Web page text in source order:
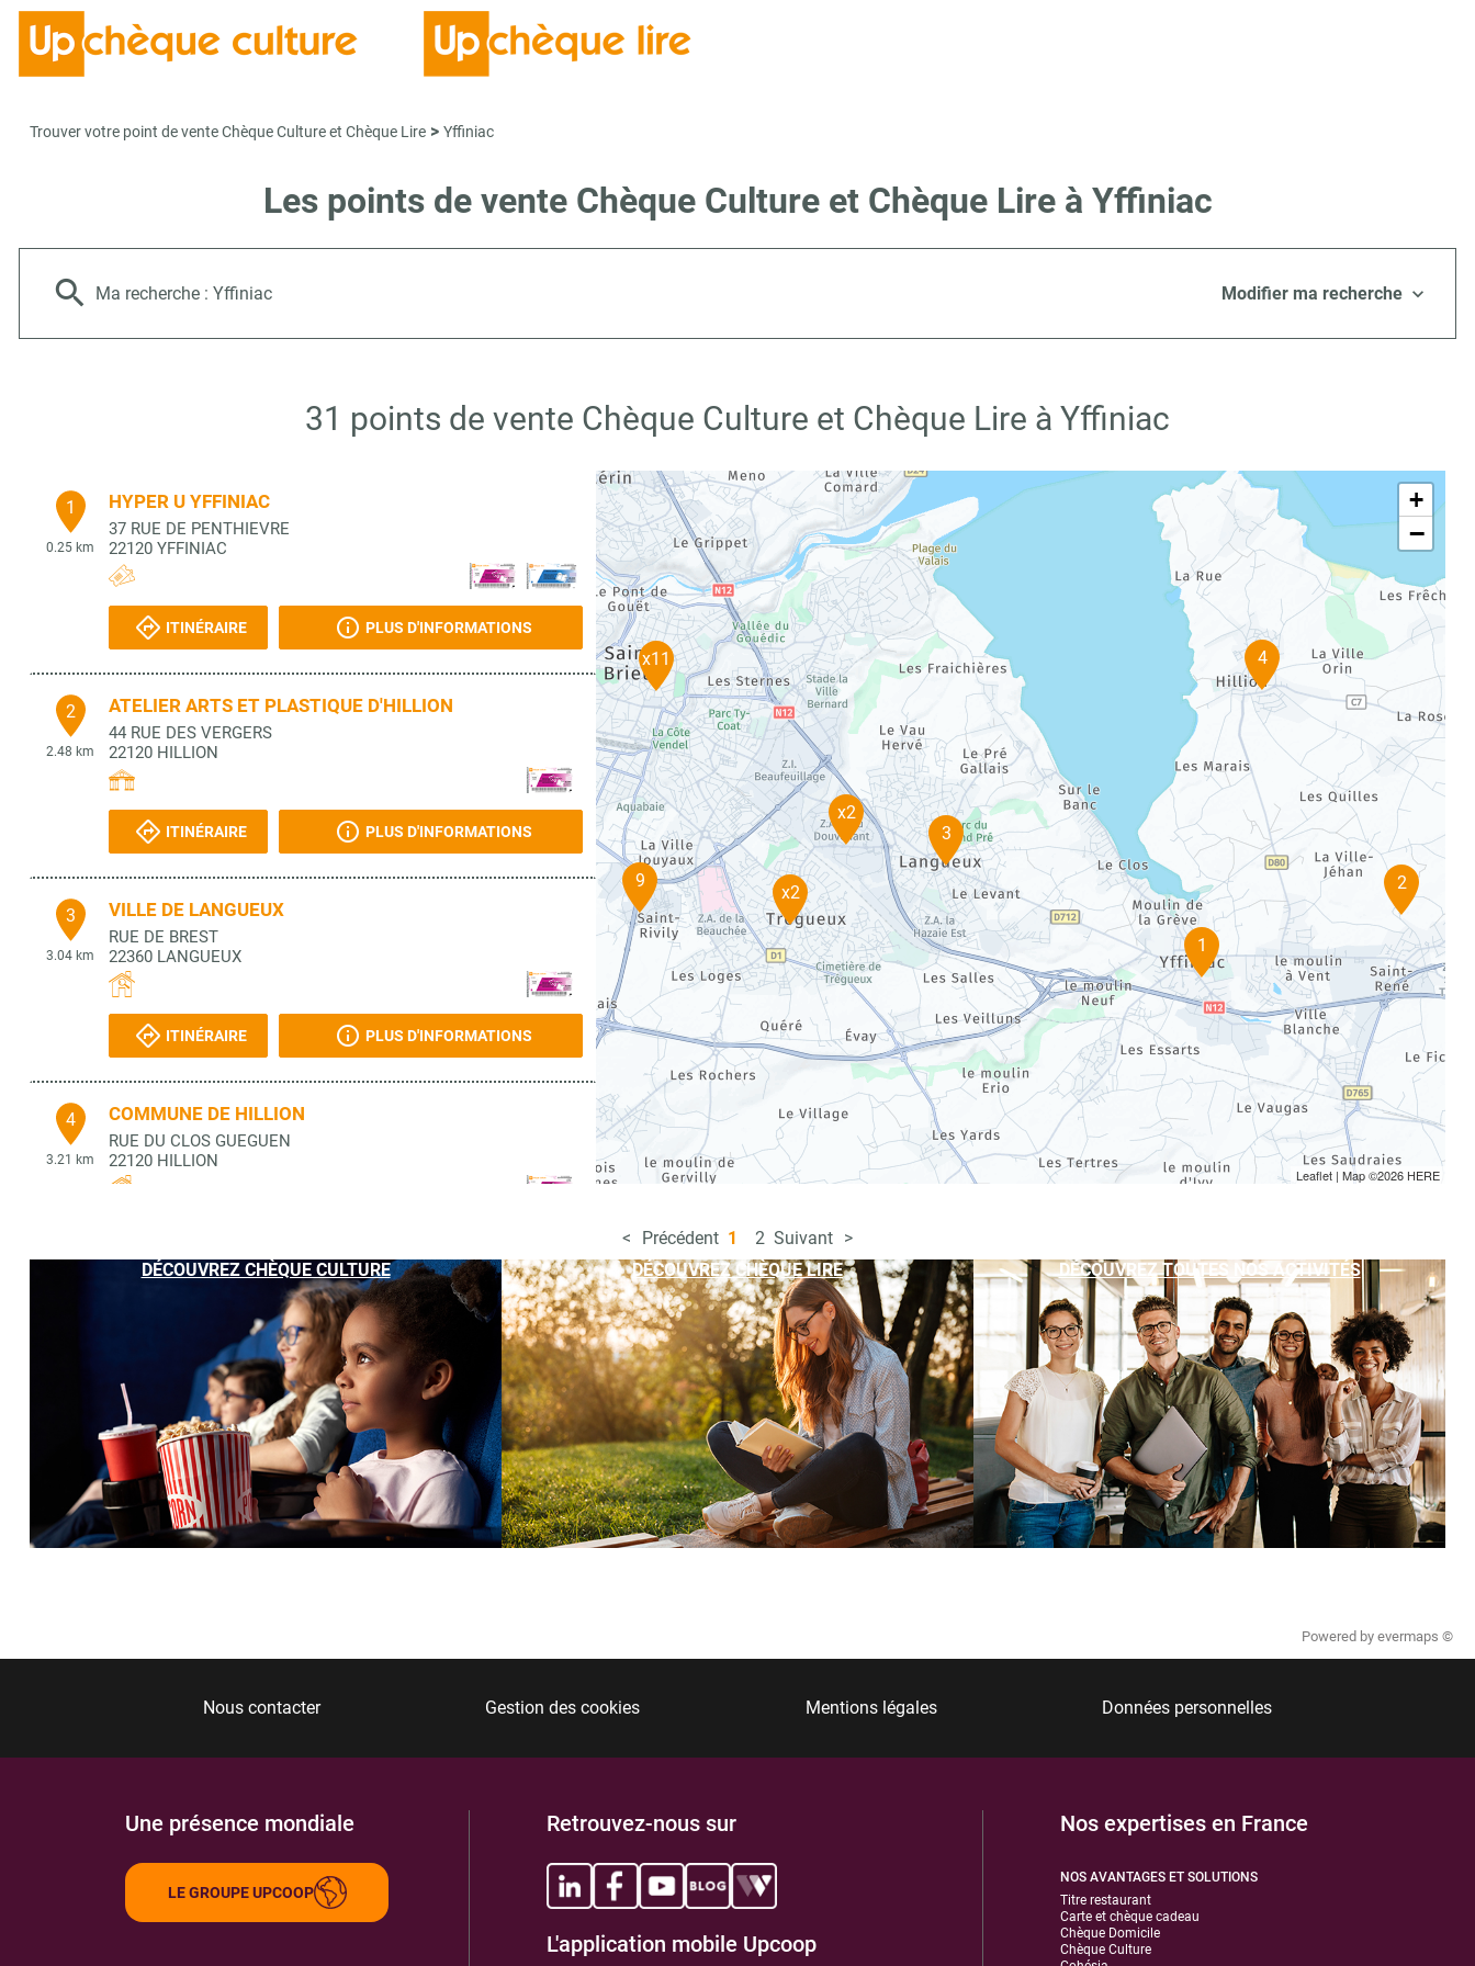
Trouver votre point de vente Chèque Culture et Chèque Lire > Yffiniac
Les points de vente Chèque Culture et Chèque Lire à Yffiniac
Ma recherche : Yffiniac Modifier ma recherche
31 points de vente Chèque Culture et Chèque Lire à Yffiniac
1
0.25 km
HYPER U YFFINIAC
37 RUE DE PENTHIEVRE
22120 YFFINIAC
ITINÉRAIRE PLUS D'INFORMATIONS
2
2.48 km
ATELIER ARTS ET PLASTIQUE D'HILLION
44 RUE DES VERGERS
22120 HILLION
ITINÉRAIRE PLUS D'INFORMATIONS
3
3.04 km
VILLE DE LANGUEUX
RUE DE BREST
22360 LANGUEUX
ITINÉRAIRE PLUS D'INFORMATIONS
4
3.21 km
COMMUNE DE HILLION
RUE DU CLOS GUEGUEN
22120 HILLION
LANGUEUX
ITINÉRAIRE PLUS D'INFORMATIONS
6 IMAGINE CULTUROSCOPE SARL
1 RUE DES GRIGNONS
1 RUE DE LA REPUBLIQUE
9
x11 4
2
1
3
x2
x2
+
−
Leaflet | Map ©2026 HERE
Précédent 1 2 Suivant
DÉCOUVREZ CHÈQUE CULTURE
DÉCOUVREZ CHÈQUE LIRE DÉCOUVREZ TOUTES NOS ACTIVITÉS
Powered by evermaps ©
Nous contacter Gestion des cookies Mentions légales Données personnelles
Une présence mondiale
LE GROUPE UPCOOP
Retrouvez-nous sur
L'application mobile Upcoop
Nos expertises en France
NOS AVANTAGES ET SOLUTIONS
Titre restaurant
Carte et chèque cadeau
Chèque Domicile
Chèque Culture